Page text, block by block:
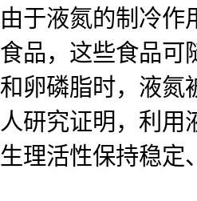
由于液氮的制冷作
食品，这些食品可
和卵磷脂时，液氮
人研究证明，利
生理活性保持稳定